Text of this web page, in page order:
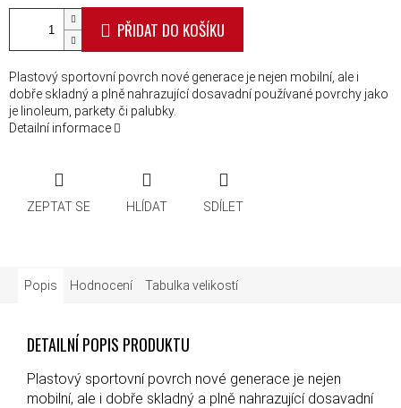
PŘIDAT DO KOŠÍKU
Plastový sportovní povrch nové generace je nejen mobilní, ale i
dobře skladný a plně nahrazující dosavadní používané povrchy jako
je linoleum, parkety či palubky.
Detailní informace
ZEPTAT SE HLÍDAT SDÍLET
Popis Hodnocení Tabulka velikostí
DETAILNÍ POPIS PRODUKTU
Plastový sportovní povrch nové generace je nejen
mobilní, ale i dobře skladný a plně nahrazující dosavadní